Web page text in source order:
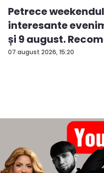
07 august 2026, 15:20
Petrece
interesante
și 9 august.